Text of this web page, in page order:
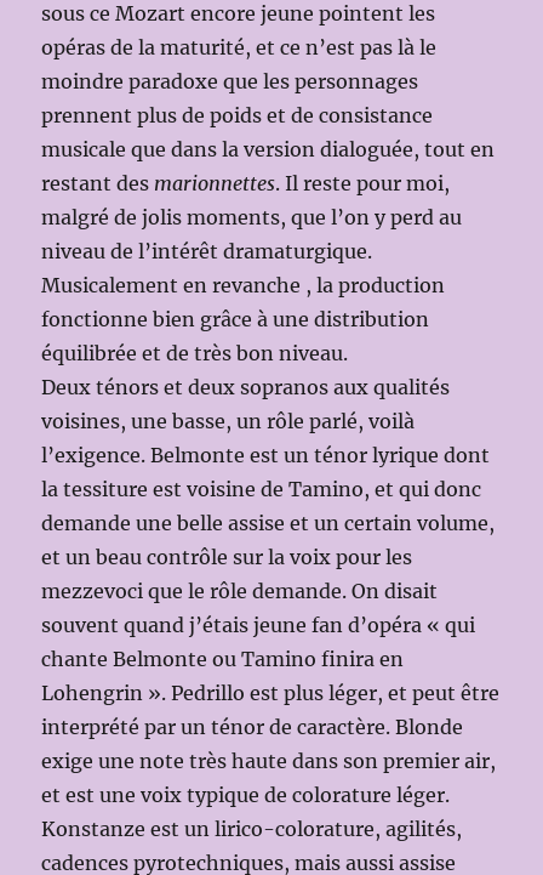
sous ce Mozart encore jeune pointent les
opéras de la maturité, et ce n’est pas là le
moindre paradoxe que les personnages
prennent plus de poids et de consistance
musicale que dans la version dialoguée, tout en
restant des marionnettes. Il reste pour moi,
malgré de jolis moments, que l’on y perd au
niveau de l’intérêt dramaturgique.
Musicalement en revanche , la production
fonctionne bien grâce à une distribution
équilibrée et de très bon niveau.
Deux ténors et deux sopranos aux qualités
voisines, une basse, un rôle parlé, voilà
l’exigence. Belmonte est un ténor lyrique dont
la tessiture est voisine de Tamino, et qui donc
demande une belle assise et un certain volume,
et un beau contrôle sur la voix pour les
mezzevoci que le rôle demande. On disait
souvent quand j’étais jeune fan d’opéra « qui
chante Belmonte ou Tamino finira en
Lohengrin ». Pedrillo est plus léger, et peut être
interprété par un ténor de caractère. Blonde
exige une note très haute dans son premier air,
et est une voix typique de colorature léger.
Konstanze est un lirico-colorature, agilités,
cadences pyrotechniques, mais aussi assise